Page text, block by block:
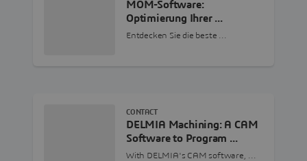
MOM-Software:
Optimierung Ihrer ...
Entdecken Sie die beste ...
CONTACT
DELMIA Machining: A CAM
Software to Program ...
With DELMIA's CAM software, ...